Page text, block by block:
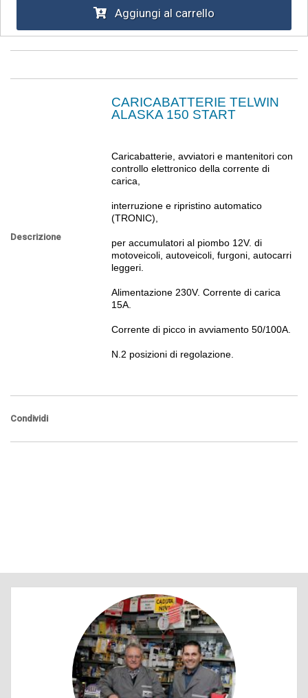
Descrizione
CARICABATTERIE TELWIN
ALASKA 150 START
Caricabatterie, avviatori e mantenitori con
controllo elettronico della corrente di
carica,
interruzione e ripristino automatico
(TRONIC),
per accumulatori al piombo 12V. di
motoveicoli, autoveicoli, furgoni, autocarri
leggeri.
Alimentazione 230V. Corrente di carica
15A.
Corrente di picco in avviamento 50/100A.
N.2 posizioni di regolazione.
Condividi
Aggiungi al carrello